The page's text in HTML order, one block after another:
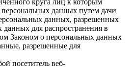
персональных данных путем дачи
данных, разрешенных
данных для распространения в
Законом о персональных данных
разрешенные для
посетитель веб-